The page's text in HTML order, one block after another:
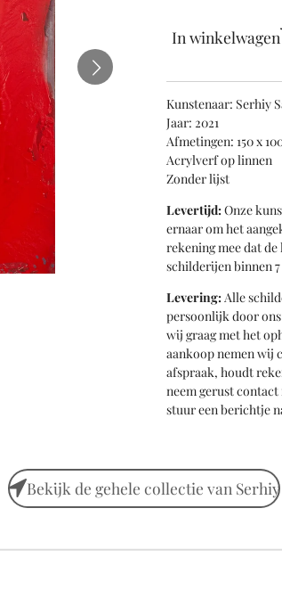
In winkelwagen
Kunstenaar: Serhiy
Jaar: 2021
Afmetingen: 150 x
Acrylverf op linnen
Zonder lijst
Levertijd:Onze
ernaar om het
rekening mee dat
schilderijen binnen
Levering:Alle
persoonlijk door
wij graag met het
aankoop nemen wij
afspraak, houdt
neem gerust
stuur een berichtje
Bekijk de gehele collectie van Serhiy